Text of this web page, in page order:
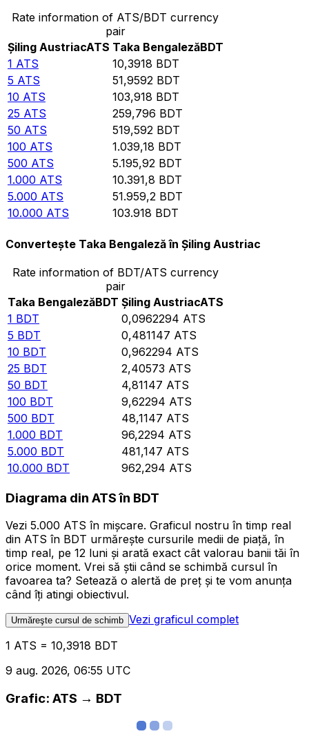
Rate information of ATS/BDT currency
pair
Șiling AustriacATS Taka BengalezăBDT
1 ATS 10,3918 BDT
5 ATS 51,9592 BDT
10 ATS 103,918 BDT
25 ATS 259,796 BDT
50 ATS 519,592 BDT
100 ATS 1.039,18 BDT
500 ATS 5.195,92 BDT
1.000 ATS 10.391,8 BDT
5.000 ATS 51.959,2 BDT
10.000 ATS 103.918 BDT
Convertește Taka Bengaleză în Șiling Austriac
Rate information of BDT/ATS currency
pair
Taka BengalezăBDT Șiling AustriacATS
1 BDT 0,0962294 ATS
5 BDT 0,481147 ATS
10 BDT 0,962294 ATS
25 BDT 2,40573 ATS
50 BDT 4,81147 ATS
100 BDT 9,62294 ATS
500 BDT 48,1147 ATS
1.000 BDT 96,2294 ATS
5.000 BDT 481,147 ATS
10.000 BDT 962,294 ATS
Diagrama din ATS în BDT
Vezi 5.000 ATS în mișcare. Graficul nostru în timp real
din ATS în BDT urmărește cursurile medii de piață, în
timp real, pe 12 luni și arată exact cât valorau banii tăi în
orice moment. Vrei să știi când se schimbă cursul în
favoarea ta? Setează o alertă de preț și te vom anunța
când îți atingi obiectivul.
Urmăreşte cursul de schimb Vezi graficul complet
1 ATS = 10,3918 BDT
9 aug. 2026, 06:55 UTC
Grafic: ATS → BDT